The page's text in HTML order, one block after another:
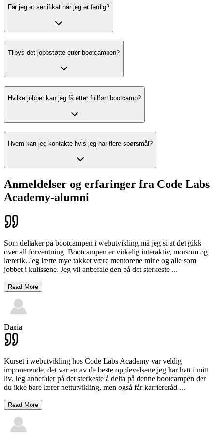
Får jeg et sertifikat når jeg er ferdig?
Tilbys det jobbstøtte etter bootcampen?
Hvilke jobber kan jeg få etter fullført bootcamp?
Hvem kan jeg kontakte hvis jeg har flere spørsmål?
Anmeldelser og erfaringer fra Code Labs
Academy-alumni
Som deltaker på bootcampen i webutvikling må jeg si at det gikk
over all forventning. Bootcampen er virkelig interaktiv, morsom og
lærerik. Jeg lærte mye takket være mentorene mine og alle som
jobbet i kulissene. Jeg vil anbefale den på det sterkeste ...
Read More
Dania
Kurset i webutvikling hos Code Labs Academy var veldig
imponerende, det var en av de beste opplevelsene jeg har hatt i mitt
liv. Jeg anbefaler på det sterkeste å delta på denne bootcampen der
du ikke bare lærer nettutvikling, men også får karriereråd ...
Read More